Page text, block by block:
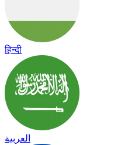
हिन्दी
العربية